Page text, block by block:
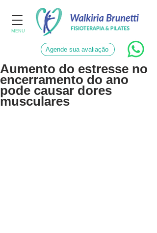
MENU
Agende sua avaliação
Aumento do estresse no
encerramento do ano
pode causar dores
musculares